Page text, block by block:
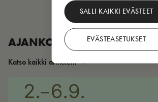
SALLI KAIKKI EVÄSTEET
EVÄSTEASETUKSET
AJANKOHTAISTA
Katso kaikki artikkelit